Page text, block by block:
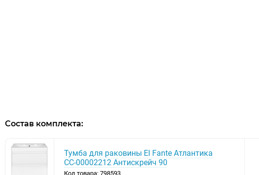
Состав комплекта:
Тумба для раковины El Fante Атлантика
СС-00002212 Антискрейч 90
Код товара: 798593